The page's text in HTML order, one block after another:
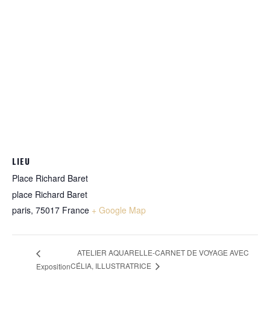
LIEU
Place Richard Baret
place Richard Baret
paris, 75017 France + Google Map
Exposition
ATELIER AQUARELLE-CARNET DE VOYAGE AVEC
CÉLIA, ILLUSTRATRICE